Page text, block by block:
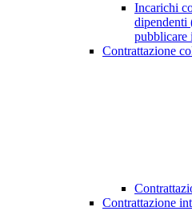
Incarichi
dipendenti
pubblicare
Contrattazione
Contrattazione